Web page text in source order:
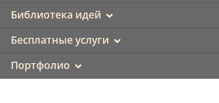
Библиотека идей
Бесплатные услуги
Портфолио